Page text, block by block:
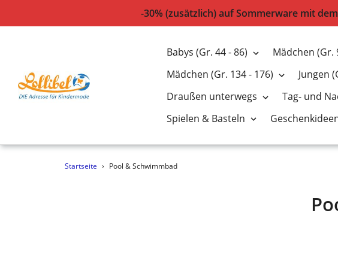
-30% (zusätzlich) auf Sommerware mit
Babys (Gr. 44 - 86) Mädchen (Gr.
Mädchen (Gr. 134 - 176)
Jungen
Draußen unterwegs
Tag- und
Spielen & Basteln
Startseite › Pool & Schwimmbad
S